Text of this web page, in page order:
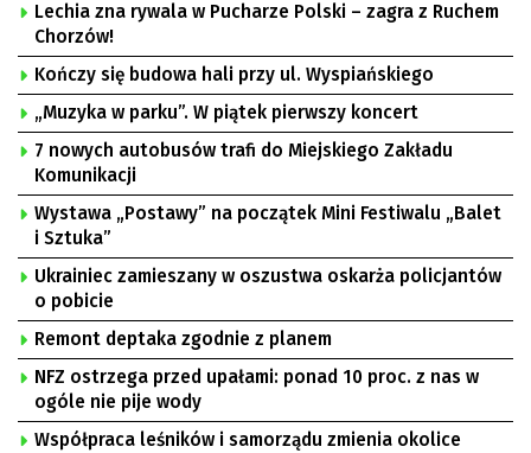
Lechia zna rywala w Pucharze Polski – zagra z Ruchem
Chorzów!
Kończy się budowa hali przy ul. Wyspiańskiego
„Muzyka w parku”. W piątek pierwszy koncert
7 nowych autobusów trafi do Miejskiego Zakładu
Komunikacji
Wystawa „Postawy” na początek Mini Festiwalu „Balet
i Sztuka”
Ukrainiec zamieszany w oszustwa oskarża policjantów
o pobicie
Remont deptaka zgodnie z planem
NFZ ostrzega przed upałami: ponad 10 proc. z nas w
ogóle nie pije wody
Współpraca leśników i samorządu zmienia okolice